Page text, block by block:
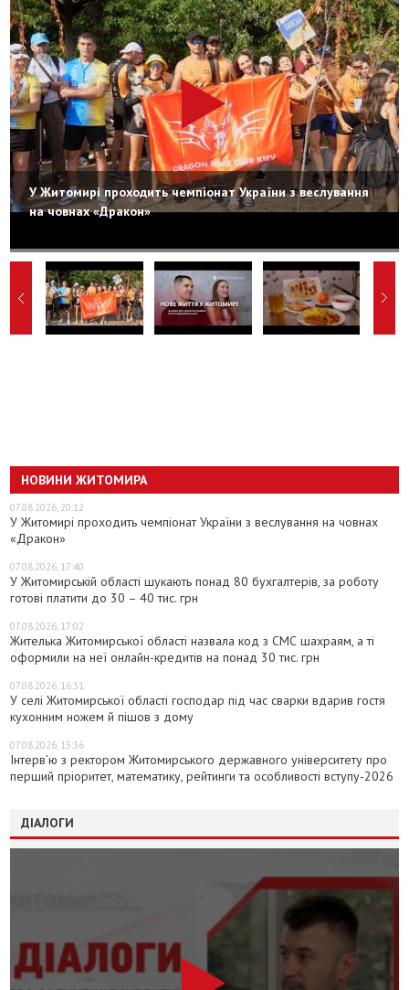
У Житомирі проходить чемпіонат України з веслування
на човнах «Дракон»
НОВИНИ ЖИТОМИРА
07.08.2026, 20:12
У Житомирі проходить чемпіонат України з веслування на човнах
«Дракон»
07.08.2026, 17:40
У Житомирській області шукають понад 80 бухгалтерів, за роботу
готові платити до 30 – 40 тис. грн
07.08.2026, 17:02
Жителька Житомирської області назвала код з СМС шахраям, а ті
оформили на неї онлайн-кредитів на понад 30 тис. грн
07.08.2026, 16:31
У селі Житомирської області господар під час сварки вдарив гостя
кухонним ножем й пішов з дому
07.08.2026, 15:36
Інтерв’ю з ректором Житомирського державного університету про
перший пріоритет, математику, рейтинги та особливості вступу-2026
ДІАЛОГИ